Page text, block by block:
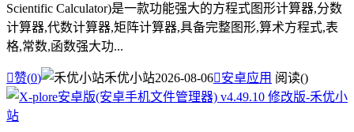
Scientific Calculator)是一款功能强大的方程式图形计算器,分数
计算器,代数计算器,矩阵计算器,具备完整图形,算术方程式,表
格,常数,函数强大功...
赞(0) 禾优小站2026-08-06安卓应用 阅读()